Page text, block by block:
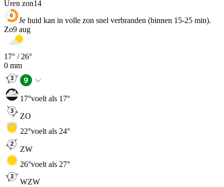
Uren zon14
Je huid kan in volle zon snel verbranden (binnen 15-25 min).
Zo9 aug
17° / 26°
0 mm
17°voelt als 17°
ZO
22°voelt als 24°
ZW
26°voelt als 27°
WZW